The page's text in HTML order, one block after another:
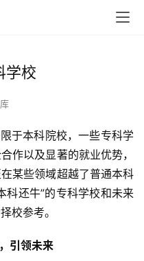
学校
作以及显著的就业优势，
某些领域超越了普通本科
科还牛”的专科学校和未来
校参考。
引领未来